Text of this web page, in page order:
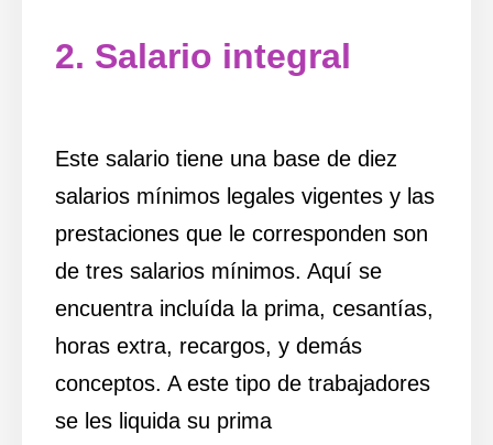
2. Salario integral
Este salario tiene una base de diez
salarios mínimos legales vigentes y las
prestaciones que le corresponden son
de tres salarios mínimos. Aquí se
encuentra incluída la prima, cesantías,
horas extra, recargos, y demás
conceptos. A este tipo de trabajadores
se les liquida su prima